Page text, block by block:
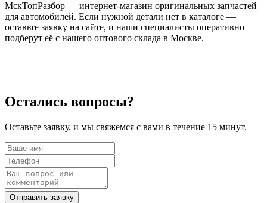
МскТопРазбор — интернет-магазин оригинальных запчастей
для автомобилей. Если нужной детали нет в каталоге —
оставьте заявку на сайте, и наши специалисты оперативно
подберут её с нашего оптового склада в Москве.
Остались вопросы?
Оставьте заявку, и мы свяжемся с вами в течение 15 минут.
Отправить заявку